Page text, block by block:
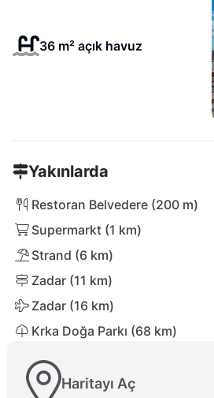
36 m² açık havuz
Yakınlarda
Restoran Belvedere (200 m)
Supermarkt (1 km)
Strand (6 km)
Zadar (11 km)
Zadar (16 km)
Krka Doğa Parkı (68 km)
Haritayı Aç